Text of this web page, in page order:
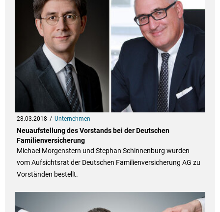
28.03.2018 Unternehmen
Neuaufstellung des Vorstands bei der Deutschen
Familienversicherung
Michael Morgenstern und Stephan Schinnenburg wurden
vom Aufsichtsrat der Deutschen Familienversicherung AG zu
Vorständen bestellt.